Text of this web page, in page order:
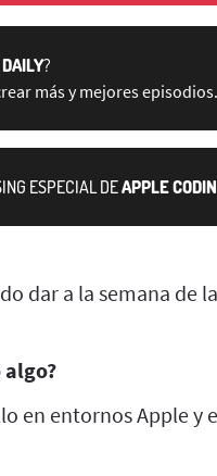
?
más y mejores episodios.
ESPECIAL DEAPPLE
dar a la semana de la
en entornos Apple y